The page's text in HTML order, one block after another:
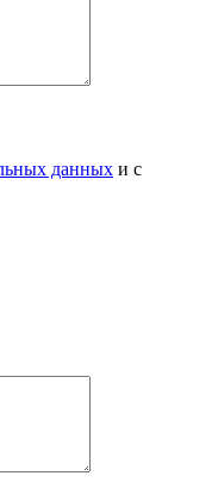
данных и с